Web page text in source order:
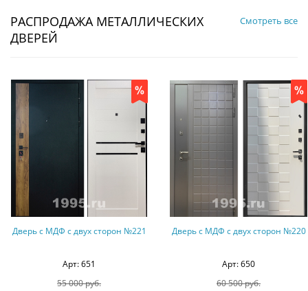
РАСПРОДАЖА МЕТАЛЛИЧЕСКИХ
ДВЕРЕЙ
Смотреть все
Дверь с МДФ с двух сторон №221
Арт: 651
55 000 руб.
Дверь с МДФ с двух сторон №220
Арт: 650
60 500 руб.